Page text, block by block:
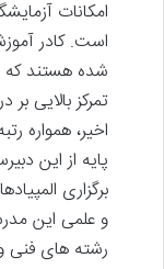
امکانات
است. کادر
شده هستند که
تمرکز بالایی
اخیر، همواره
پایه از این
برگزاری
و علمی این
رشته های